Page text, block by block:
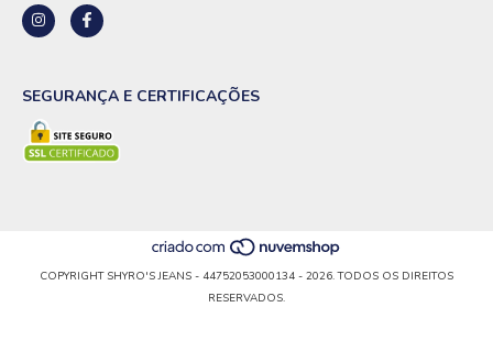
SEGURANÇA E CERTIFICAÇÕES
COPYRIGHT SHYRO'S JEANS - 44752053000134 - 2026. TODOS OS DIREITOS
RESERVADOS.